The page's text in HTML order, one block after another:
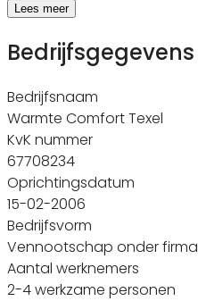
Lees meer
Bedrijfsgegevens
Bedrijfsnaam
Warmte Comfort Texel
KvK nummer
67708234
Oprichtingsdatum
15-02-2006
Bedrijfsvorm
Vennootschap onder firma
Aantal werknemers
2-4 werkzame personen